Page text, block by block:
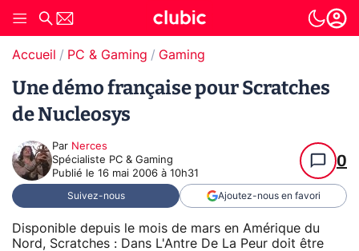
Accueil PC & Gaming Gaming
Une démo française pour Scratches
de Nucleosys
Par Nerces
Spécialiste PC & Gaming
Publié le 16 mai 2006 à 10h31
0
Suivez-nous Ajoutez-nous en favori
Disponible depuis le mois de mars en Amérique du
Nord, Scratches : Dans L'Antre De La Peur doit être